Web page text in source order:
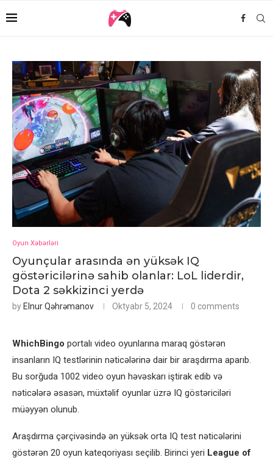
Oyun Xəbərləri
Oyunçular arasında ən yüksək IQ
göstəricilərinə sahib olanlar: LoL liderdir,
Dota 2 səkkizinci yerdə
by Elnur Qəhrəmanov Oktyabr 5, 2024 0 comments
WhichBingo portalı video oyunlarına maraq göstərən
insanların IQ testlərinin nəticələrinə dair bir araşdırma aparıb.
Bu sorğuda 1002 video oyun həvəskarı iştirak edib və
nəticələrə əsasən, müxtəlif oyunlar üzrə IQ göstəriciləri
müəyyən olunub.
Araşdırma çərçivəsində ən yüksək orta IQ test nəticələrini
göstərən 20 oyun kateqoriyası seçilib. Birinci yeri League of